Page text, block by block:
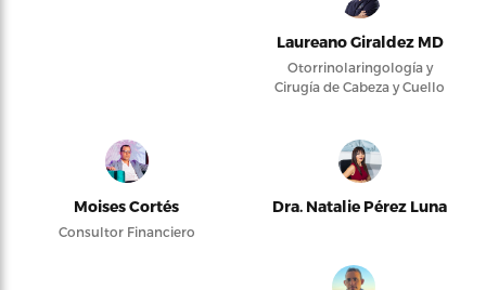
Laureano Giraldez MD
Otorrinolaringología y
Cirugía de Cabeza y Cuello
Moises Cortés
Consultor Financiero
Dra. Natalie Pérez Luna